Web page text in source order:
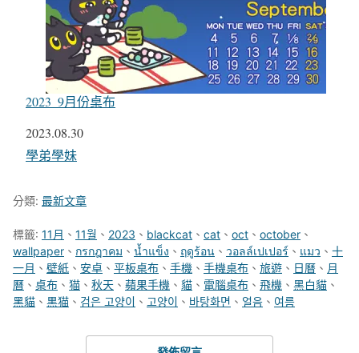
2023_9月份桌布
日期
2023.08.30
關於
學弟學妹
分類: 最新文章
標籤: 11月 、 11월 、 2023 、 blackcat 、 cat 、 oct 、 october 、
wallpaper 、 กรกฎาคม 、 น้ำแข็ง 、 ฤดูร้อน 、 วอลล์เปเปอร์ 、 แมว 、 十
一月 、 壁紙 、 安卓 、 平板桌布 、 手機 、 手機桌布 、 旅遊 、 日曆 、 月
曆 、 桌布 、 猫 、 秋天 、 蘋果手機 、 貓 、 電腦桌布 、 飛機 、 黑白貓 、
黑貓 、 黒猫 、 검은 고양이 、 고양이 、 바탕화면 、 얼음 、 여름